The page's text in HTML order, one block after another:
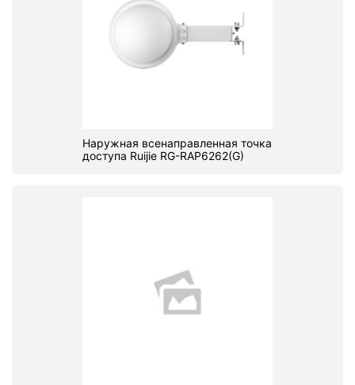
Наружная всенаправленная точка
доступа Ruijie RG-RAP6262(G)